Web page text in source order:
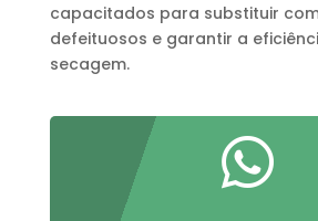
capacitados para substituir
defeituosos e garantir a
secagem.
